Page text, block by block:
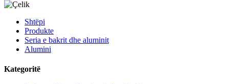
Shtëpi
Produkte
Seria e bakrit dhe aluminit
Alumini
Kategoritë